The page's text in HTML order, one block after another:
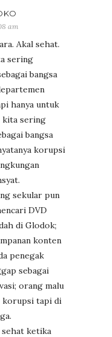
am
Akal sehat.
sering
bangsa
hanya untuk
kita sering
bangsa
korupsi
sekular pun
DVD
di Glodok;
konten
penegak
sebagai
orang malu
korupsi tapi di
sehat ketika